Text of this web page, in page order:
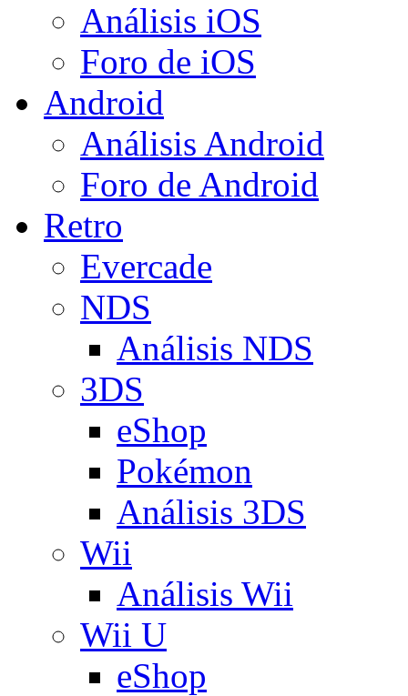
Análisis iOS
Foro de iOS
Android
Análisis Android
Foro de Android
Retro
Evercade
NDS
Análisis NDS
3DS
eShop
Pokémon
Análisis 3DS
Wii
Análisis Wii
Wii U
eShop